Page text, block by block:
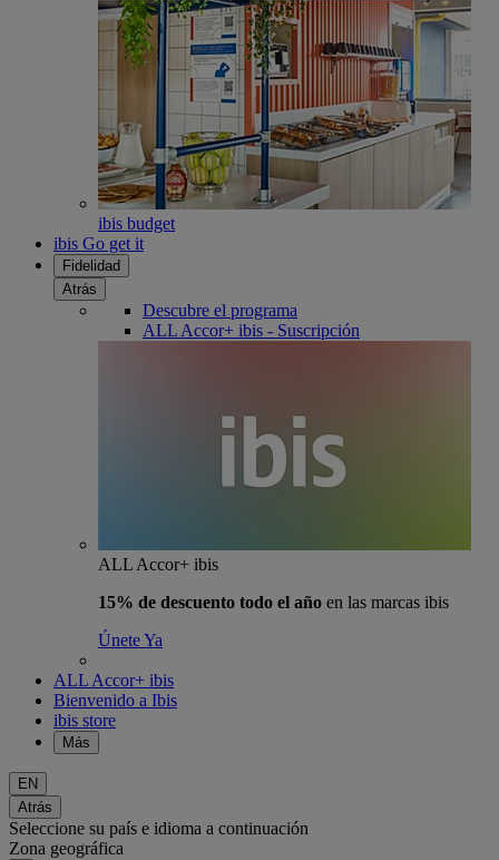
ibis budget
ibis Go get it
Fidelidad
Atrás
Descubre el programa
ALL Accor+ ibis - Suscripción
ALL Accor+ ibis
15% de descuento todo el año en las marcas ibis
Únete Ya
ALL Accor+ ibis
Bienvenido a Ibis
ibis store
Más
EN
Atrás
Seleccione su país e idioma a continuación
Zona geográfica